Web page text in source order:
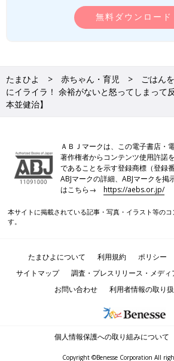
無料ダウンロード
たまひよ 赤ちゃん・育児
ごはん
にイライラ！ 余裕がないと怒ってしまって
本並健治】
ＡＢＪマークは、この電子書店・
著作権者からコンテンツ使用許諾
であることを示す登録商標（登録
ABJマークの詳細、ABJマークを
はこちら→https://aebs.or.jp/
本サイトに掲載されている記事・写真・イラスト等の
す。
たまひよについて 利用規約 ポリシー
サイトマップ
調査・プレスリリース・メディ
お問い合わせ
利用者情報の取り
個人情報保護への取り組みについて
Copyright ©Benesse Corporation All